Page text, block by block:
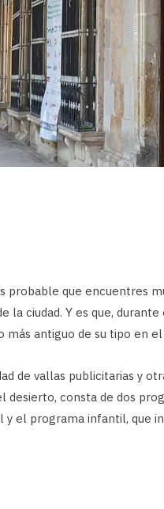
probable que encuentres
la ciudad. Y es que,
más antiguo de su tipo en
de vallas publicitarias y
desierto, consta de dos
el programa infantil, que